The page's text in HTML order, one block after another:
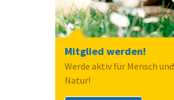
Mitglied werden!
Werde aktiv für Mensch und
Natur!